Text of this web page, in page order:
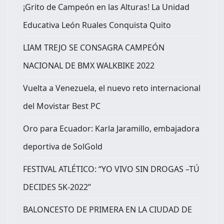
¡Grito de Campeón en las Alturas! La Unidad
Educativa León Ruales Conquista Quito
LIAM TREJO SE CONSAGRA CAMPEÓN
NACIONAL DE BMX WALKBIKE 2022
Vuelta a Venezuela, el nuevo reto internacional
del Movistar Best PC
Oro para Ecuador: Karla Jaramillo, embajadora
deportiva de SolGold
FESTIVAL ATLÉTICO: “YO VIVO SIN DROGAS –TÚ
DECIDES 5K-2022”
BALONCESTO DE PRIMERA EN LA CIUDAD DE